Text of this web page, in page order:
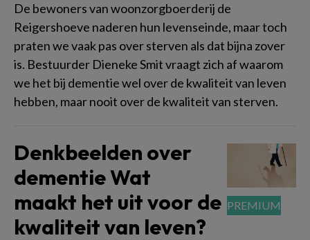
De bewoners van woonzorgboerderij de
Reigershoeve naderen hun levenseinde, maar toch
praten we vaak pas over sterven als dat bijna zover
is. Bestuurder Dieneke Smit vraagt zich af waarom
we het bij dementie wel over de kwaliteit van leven
hebben, maar nooit over de kwaliteit van sterven.
Denkbeelden over
dementie Wat
maakt het uit voor de
kwaliteit van leven?